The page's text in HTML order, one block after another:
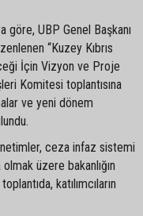
göre, UBP Genel Başkanı
“Kuzey Kıbrıs
İçin Vizyon ve Proje
Komitesi toplantısına
ve yeni dönem
ceza infaz sistemi
üzere bakanlığın
katılımcıların